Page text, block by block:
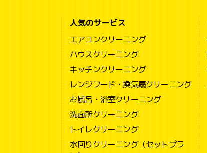
人気のサービス
エアコンクリーニング
ハウスクリーニング
キッチンクリーニング
レンジフード・換気扇クリーニング
お風呂・浴室クリーニング
洗面所クリーニング
トイレクリーニング
水回りクリーニング（セットプラ